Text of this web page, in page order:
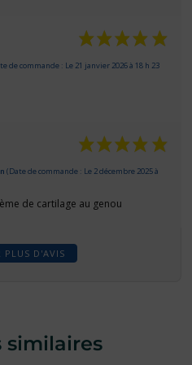
de commande : Le 21 janvier 2026 à 18 h 23
(Date de commande : Le 2 décembre 2025 à
de cartilage au genou
PLUS D'AVIS
similaires